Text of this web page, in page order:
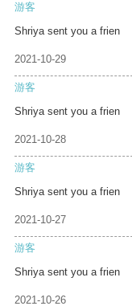
游客
Shriya sent you a frien
2021-10-29
游客
Shriya sent you a frien
2021-10-28
游客
Shriya sent you a frien
2021-10-27
游客
Shriya sent you a frien
2021-10-26